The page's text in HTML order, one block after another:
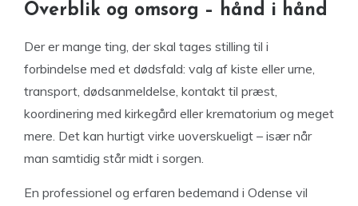
Overblik og omsorg – hånd i hånd
Der er mange ting, der skal tages stilling til i
forbindelse med et dødsfald: valg af kiste eller urne,
transport, dødsanmeldelse, kontakt til præst,
koordinering med kirkegård eller krematorium og meget
mere. Det kan hurtigt virke uoverskueligt – især når
man samtidig står midt i sorgen.
En professionel og erfaren bedemand i Odense vil